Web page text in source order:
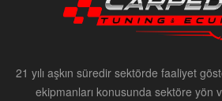
21 yılı aşkın süredir sektörde faaliyet
ekipmanları konusunda sektöre yön